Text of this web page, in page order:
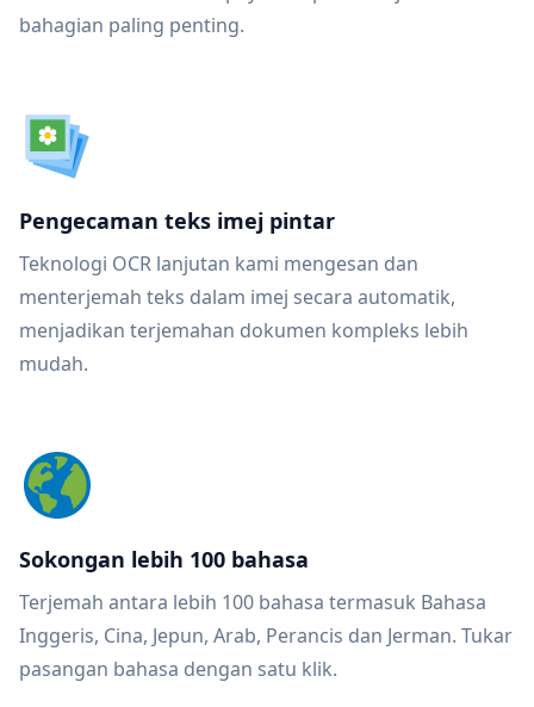
bahagian paling penting.
Pengecaman teks imej pintar
Teknologi OCR lanjutan kami mengesan dan
menterjemah teks dalam imej secara automatik,
menjadikan terjemahan dokumen kompleks lebih
mudah.
Sokongan lebih 100 bahasa
Terjemah antara lebih 100 bahasa termasuk Bahasa
Inggeris, Cina, Jepun, Arab, Perancis dan Jerman. Tukar
pasangan bahasa dengan satu klik.